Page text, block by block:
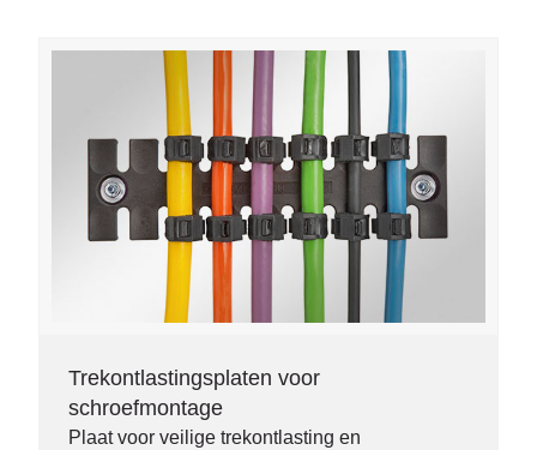
Trekontlastingsplaten voor
schroefmontage
Plaat voor veilige trekontlasting en